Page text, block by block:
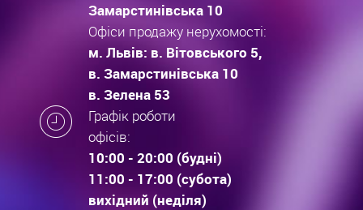
Замарстинівська 10
Офіси продажу нерухомості:
м. Львів: в. Вітовського 5,
в. Замарстинівська 10
в. Зелена 53
Графік роботи
офісів:
10:00 - 20:00 (будні)
11:00 - 17:00 (субота)
вихідний (неділя)